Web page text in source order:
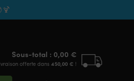
Sous-total : 0,00 €
offerte dans 450,00 € !